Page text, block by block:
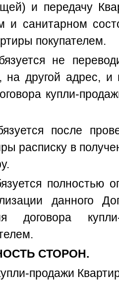
и передачу
и санитарном
покупателем.
не
другой адрес, и
купли-
после
расписку в
полностью
данного
договора
СТОРОН.
продажи